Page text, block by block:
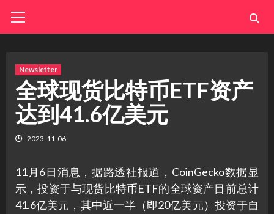
Menu
Newsletter
全球现货比特币ETF资产
达到41.6亿美元
2023-11-06
11月6日消息，据路透社报道，CoinGecko数据显
示，投资于与现货比特币ETF的全球资产目前总计
41.6亿美元，其中近一半（即20亿美元）投资于自